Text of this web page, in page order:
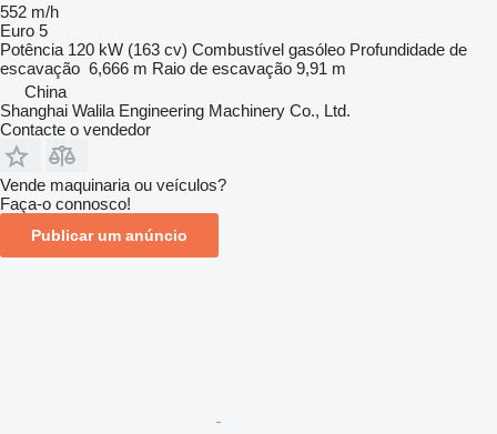
552 m/h
Euro 5
Potência 120 kW (163 cv) Combustível gasóleo Profundidade de
escavação 6,666 m Raio de escavação 9,91 m
China
Shanghai Walila Engineering Machinery Co., Ltd.
Contacte o vendedor
Vende maquinaria ou veículos?
Faça-o connosco!
Publicar um anúncio